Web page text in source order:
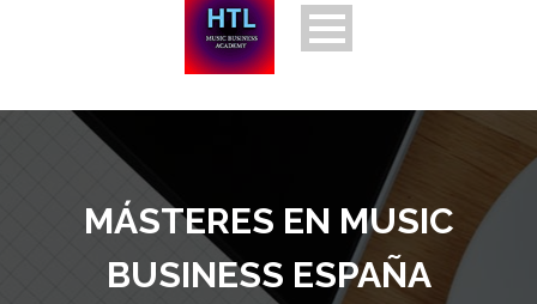
MÁSTERES EN MUSIC
BUSINESS ESPAÑA